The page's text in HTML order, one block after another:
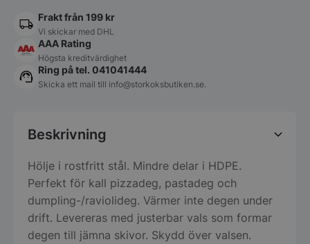
Frakt från 199 kr
Vi skickar med DHL
AAA Rating
Högsta kreditvärdighet
Ring på tel. 041041444
Skicka ett mail till info@storkoksbutiken.se.
Beskrivning
Hölje i rostfritt stål. Mindre delar i HDPE.
Perfekt för kall pizzadeg, pastadeg och
dumpling-/raviolideg. Värmer inte degen under
drift. Levereras med justerbar vals som formar
degen till jämna skivor. Skydd över valsen.